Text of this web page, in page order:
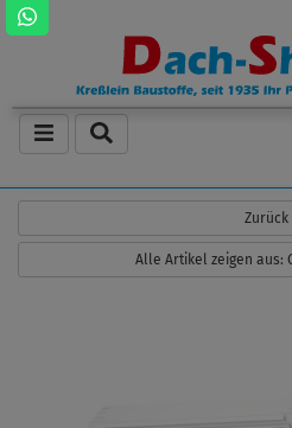
Zurück
Alle Artikel zeigen aus: